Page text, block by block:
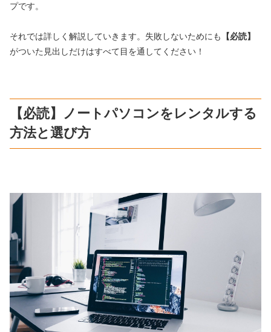
プです。
それでは詳しく解説していきます。失敗しないためにも
【必読】
がついた見出しだけはすべて目を通してください！
【必読】ノートパソコンをレンタルする
方法と選び方